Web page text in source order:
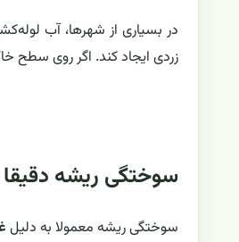
در بسیاری از شهرها، آب
زردی ایجاد کند. اگر روی سطح
سوختگی ریشه
سوختگی ریشه معمولا به دلیل